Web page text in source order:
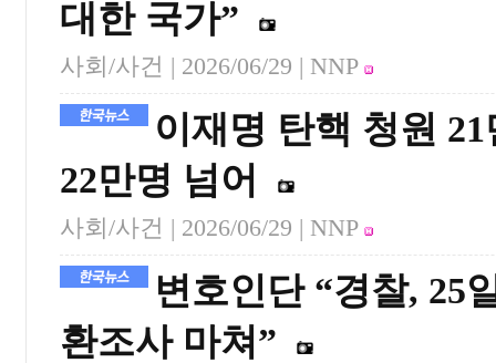
대한 국가”
사회/사건 | 2026/06/29 | NNP
이재명 탄핵 청원
22만명 넘어
사회/사건 | 2026/06/29 | NNP
변호인단 “경찰, 25
환조사 마쳐”